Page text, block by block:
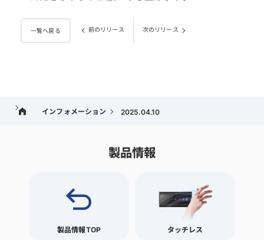
一覧へ戻る 前のリリース 次のリリース
インフォメーション 2025.04.10
製品情報
製品情報TOP タッチレス